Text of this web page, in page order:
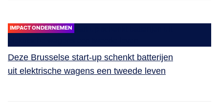
IMPACT ONDERNEMEN
Deze Brusselse start-up schenkt batterijen
uit elektrische wagens een tweede leven